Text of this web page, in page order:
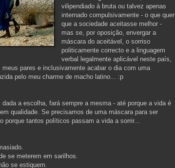
vilipendiado à bruta ou talvez apenas
internado compulsivamente - o que quer
que a sociedade aceitasse melhor -
mas se, por oposição, envergar a
máscara do aceitável, o sorriso
politicamente correcto e a linguagem
verbal legalmente aplicável neste país,
pares e inclusivamente acabar o dia com uma
pelo meu charme de macho latino... :p
a escolha, fará sempre a mesma - até porque a vida é
qualidade. Se precisamos de uma máscara para ser
porque tantos políticos passam a vida a sorrir...
se meterem em sarilhos.
se estiquem.